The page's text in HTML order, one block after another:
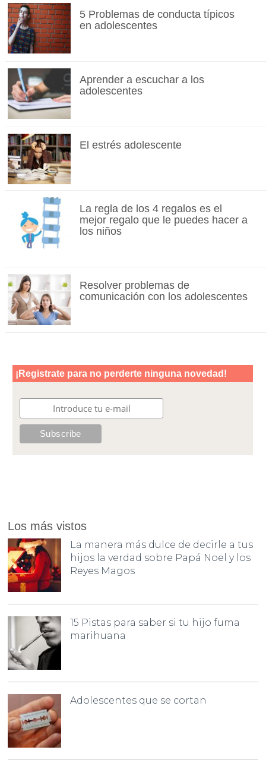
5 Problemas de conducta típicos
en adolescentes
Aprender a escuchar a los
adolescentes
El estrés adolescente
La regla de los 4 regalos es el
mejor regalo que le puedes hacer a
los niños
Resolver problemas de
comunicación con los adolescentes
Los más vistos
La manera más dulce de decirle a tus
hijos la verdad sobre Papá Noel y los
Reyes Magos
15 Pistas para saber si tu hijo fuma
marihuana
Adolescentes que se cortan